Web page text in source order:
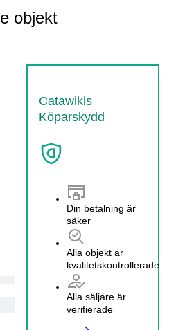
objekt
Catawikis
Köparskydd
Din betalning är
säker
Alla objekt är
kvalitetskontrollerade
Alla säljare är
verifierade